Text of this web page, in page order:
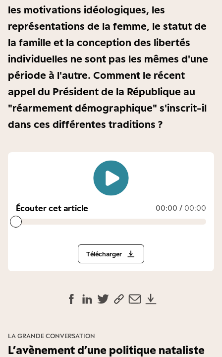
les motivations idéologiques, les
représentations de la femme, le statut de
la famille et la conception des libertés
individuelles ne sont pas les mêmes d'une
période à l'autre. Comment le récent
appel du Président de la République au
"réarmement démographique" s'inscrit-il
dans ces différentes traditions ?
Écouter cet article 00:00 / 00:00
Télécharger
L’avènement d’une politique nataliste
LA GRANDE CONVERSATION